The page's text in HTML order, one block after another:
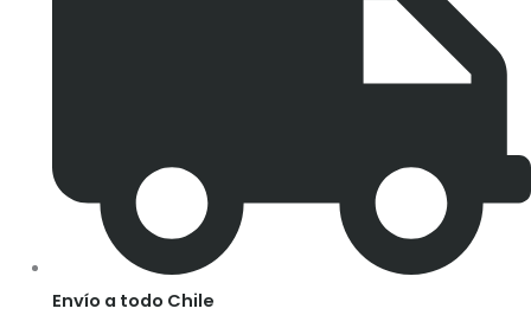
Envío a todo Chile